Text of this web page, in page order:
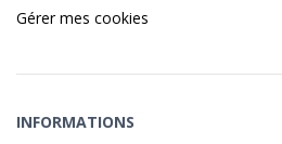
Gérer mes cookies
INFORMATIONS